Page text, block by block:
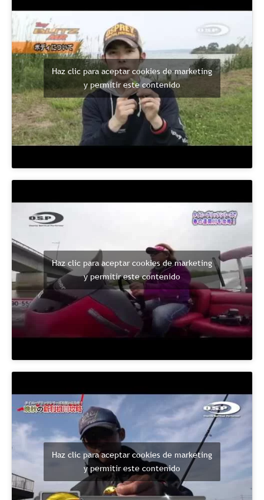
Haz clic para aceptar cookies de marketing
y permitir este contenido
Haz clic para aceptar cookies de marketing
y permitir este contenido
Haz clic para aceptar cookies de marketing
y permitir este contenido